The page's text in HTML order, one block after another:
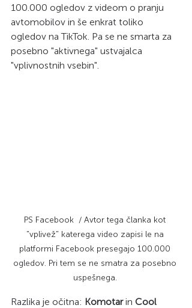
100.000 ogledov z videom o pranju
avtomobilov in še enkrat toliko
ogledov na TikTok. Pa se ne smarta za
posebno "aktivnega" ustvajalca
"vplivnostnih vsebin".
PS Facebook  / Avtor tega članka kot
"vplivež" katerega video zapisi le na
platformi Facebook presegajo 100.000
ogledov. Pri tem se ne smatra za posebno
uspešnega.
Razlika je očitna: Komotar in Cool